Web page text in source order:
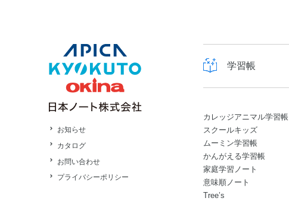
お知らせ
カタログ
お問い合わせ
プライバシーポリシー
学習帳
カレッジアニマル学習帳
スクールキッズ
ムーミン学習帳
かんがえる学習帳
家庭学習ノート
意味順ノート
Tree’s